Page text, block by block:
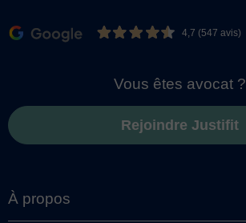
4,7 (547 avis)
Vous êtes avocat ?
Rejoindre Justifit
À propos